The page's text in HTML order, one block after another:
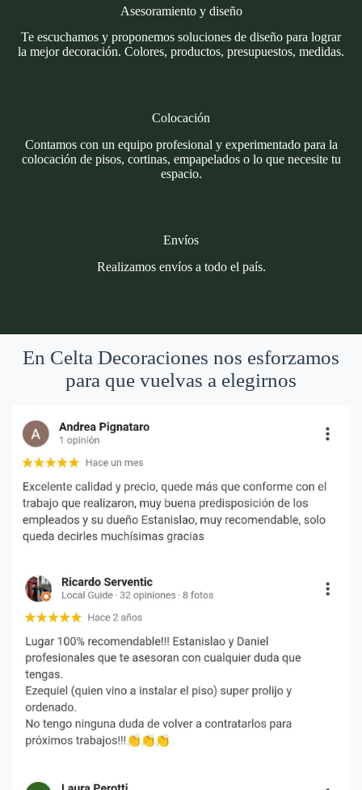
Asesoramiento y diseño
Te escuchamos y proponemos soluciones de diseño para lograr
la mejor decoración. Colores, productos, presupuestos, medidas.
Colocación
Contamos con un equipo profesional y experimentado para la
colocación de pisos, cortinas, empapelados o lo que necesite tu
espacio.
Envíos
Realizamos envíos a todo el país.
En Celta Decoraciones nos esforzamos
para que vuelvas a elegirnos